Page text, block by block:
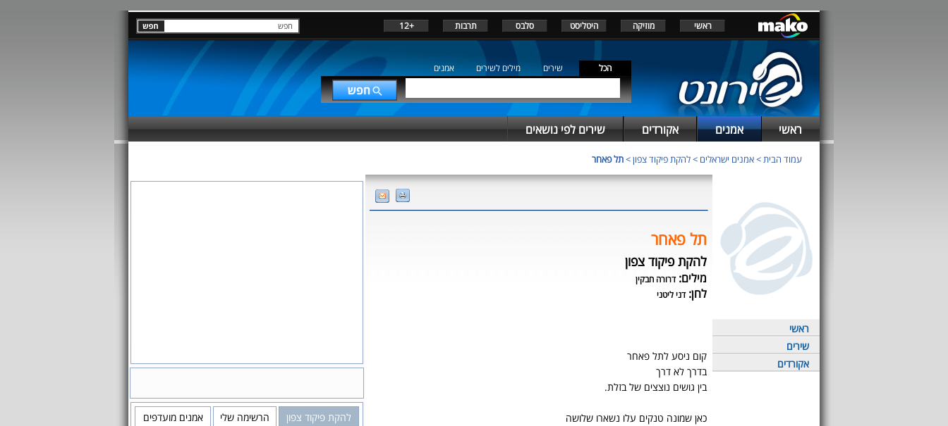
ראשי מוזיקה היטליסט סלבס תרבות +12
הכל שירים מילים לשירים אמנים
ראשי אמנים אקורדים שירים לפי נושאים
עמוד הבית>אמנים ישראלים >להקת פיקוד צפון>תל פאחר
ראשי
שירים
אקורדים
תל פאחר
להקת פיקוד צפון
מילים:דרורה חבקין
לחן:דני ליטני
קום ניסע לתל פאחר
בדרך לא דרך
בין גושים נוצצים של בזלת.
כאן שמונה טנקים עלו נשארו שלושה
להקת פיקוד צפון הרשימה שלי אמנים מועדפים